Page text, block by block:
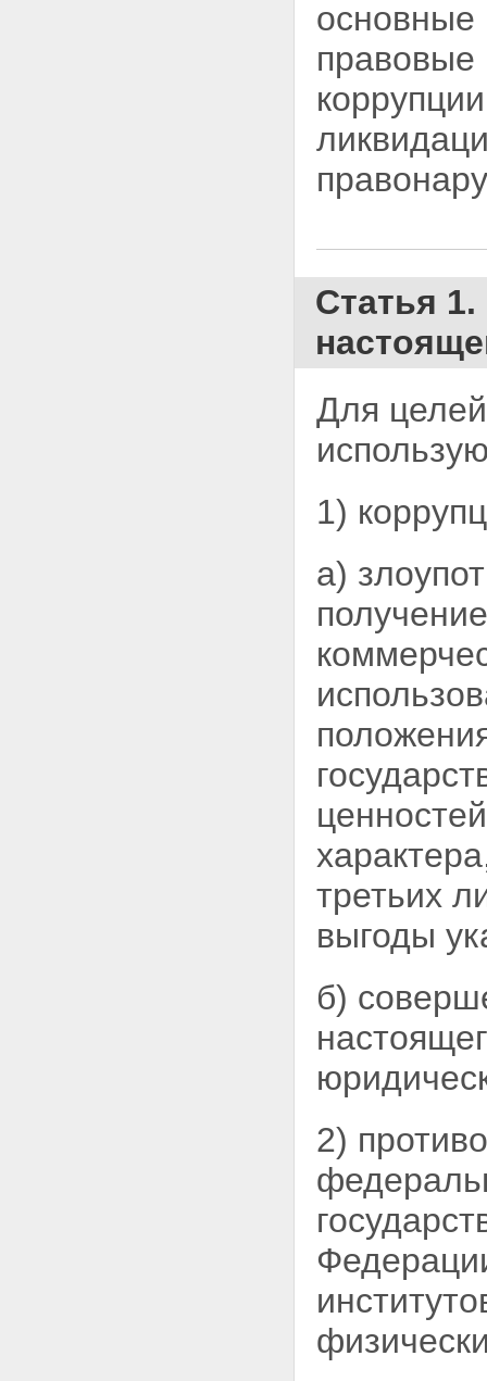
основные
Статья
Для
1)
а)
третьих
выгоды
б)
2)